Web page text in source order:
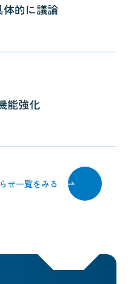
的に議論
能強化
せ一覧をみる